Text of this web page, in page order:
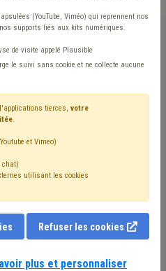
Marc ROMBEAUX
d’un SAFA est fixée sur
(YouTube, Viméo) qui reprennent nos
supports liés aux kits numériques.
de visite appelé Plausible
le suivi sans cookie et ne collecte aucune
tierces, votre
.
et Vimeo)
chat)
utilisant les cookies
Refuser les cookies
plus et personnaliser